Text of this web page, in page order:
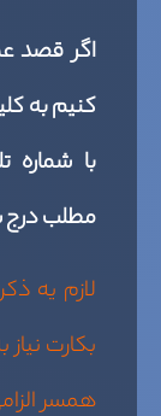
اگر قصد
کنیم به
با
مطلب درج
لازم یه
بکارت
همسر